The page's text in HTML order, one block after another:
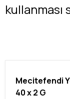
kullanması
Mecitefendi
40 x 2 G